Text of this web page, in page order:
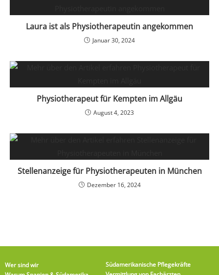
Laura ist als Physiotherapeutin angekommen
Januar 30, 2024
Physiotherapeut für Kempten im Allgäu
August 4, 2023
Stellenanzeige für Physiotherapeuten in München
Dezember 16, 2024
Wer sind wir
Südamerikanische Pflegekräfte